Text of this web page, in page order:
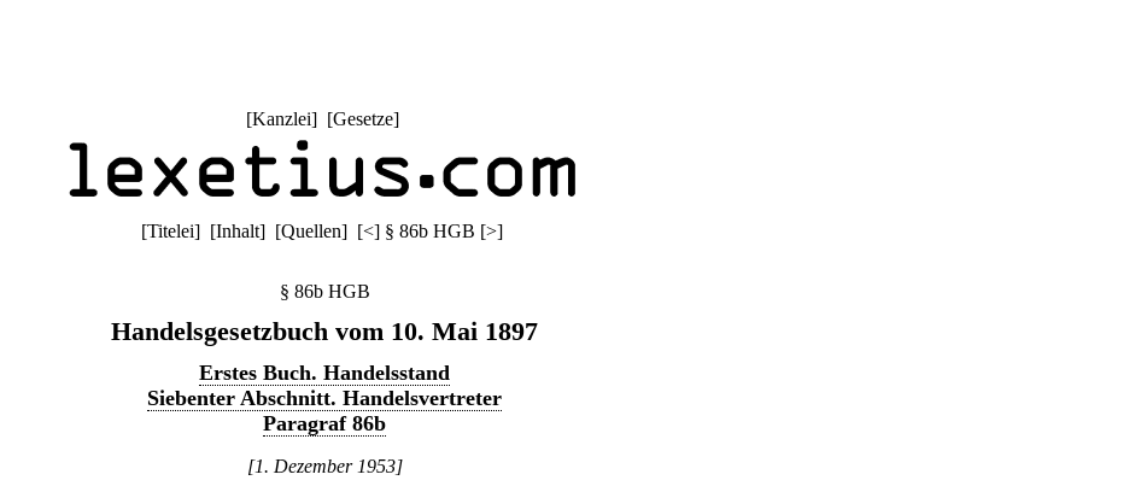
[Kanzlei] [Gesetze]
[Titelei] [Inhalt] [Quellen] [<] § 86b HGB [>]
§ 86b HGB
Handelsgesetzbuch vom 10. Mai 1897
Erstes Buch. Handelsstand
Siebenter Abschnitt. Handelsvertreter
Paragraf 86b
[1. Dezember 1953]